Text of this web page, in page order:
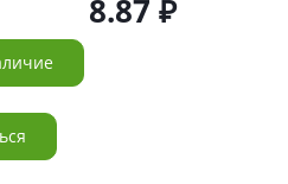
8.87